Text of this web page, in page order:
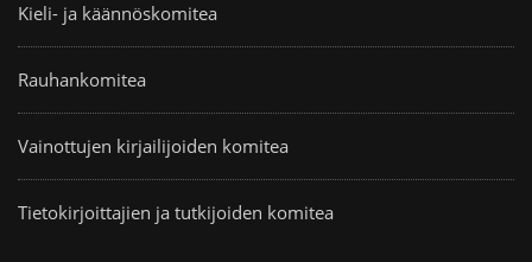
Kieli- ja käännöskomitea
Rauhankomitea
Vainottujen kirjailijoiden komitea
Tietokirjoittajien ja tutkijoiden komitea